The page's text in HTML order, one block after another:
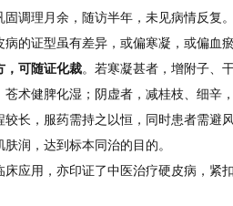
固调理月余，随访半年，未见病情反复
病的证型虽有差异，或偏寒凝，或偏血
，可随证化裁。若寒凝甚者，增附子、
苍术健脾化湿；阴虚者，减桂枝、细辛
较长，服药需持之以恒，同时患者需避
润，达到标本同治的目的。
床应用，亦印证了中医治疗硬皮病，紧